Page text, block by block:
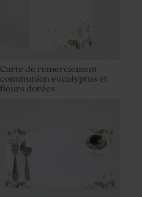
Carte de remerciement
communion eucalyptus et
fleurs dorées